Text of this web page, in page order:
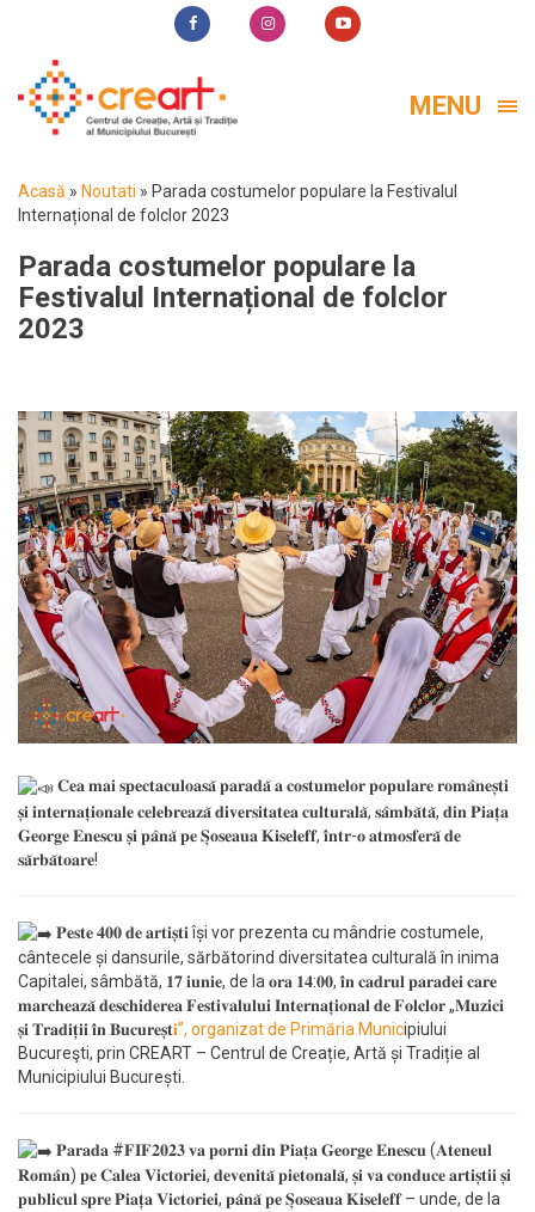
MENU
Acasă » Noutati » Parada costumelor populare la Festivalul
Internațional de folclor 2023
Parada costumelor populare la
Festivalul Internațional de folclor
2023
𝐂𝐞𝐚 𝐦𝐚𝐢 𝐬𝐩𝐞𝐜𝐭𝐚𝐜𝐮𝐥𝐨𝐚𝐬𝐚̆ 𝐩𝐚𝐫𝐚𝐝𝐚̆ 𝐚 𝐜𝐨𝐬𝐭𝐮𝐦𝐞𝐥𝐨𝐫 𝐩𝐨𝐩𝐮𝐥𝐚𝐫𝐞 𝐫𝐨𝐦𝐚̂𝐧𝐞𝐬̦𝐭𝐢
𝐬̦𝐢 𝐢𝐧𝐭𝐞𝐫𝐧𝐚𝐭̦𝐢𝐨𝐧𝐚𝐥𝐞 𝐜𝐞𝐥𝐞𝐛𝐫𝐞𝐚𝐳𝐚̆ 𝐝𝐢𝐯𝐞𝐫𝐬𝐢𝐭𝐚𝐭𝐞𝐚 𝐜𝐮𝐥𝐭𝐮𝐫𝐚𝐥𝐚̆, 𝐬𝐚̂𝐦𝐛𝐚̆𝐭𝐚̆, 𝐝𝐢𝐧 𝐏𝐢𝐚𝐭̦𝐚
𝐆𝐞𝐨𝐫𝐠𝐞 𝐄𝐧𝐞𝐬𝐜𝐮 𝐬̦𝐢 𝐩𝐚̂𝐧𝐚̆ 𝐩𝐞 𝐒̦𝐨𝐬𝐞𝐚𝐮𝐚 𝐊𝐢𝐬𝐞𝐥𝐞𝐟𝐟, 𝐢̂𝐧𝐭𝐫-𝐨 𝐚𝐭𝐦𝐨𝐬𝐟𝐞𝐫𝐚̆ 𝐝𝐞
𝐬𝐚̆𝐫𝐛𝐚̆𝐭𝐨𝐚𝐫𝐞!
𝐏𝐞𝐬𝐭𝐞 𝟒𝟎𝟎 𝐝𝐞 𝐚𝐫𝐭𝐢𝐬̦𝐭𝐢 își vor prezenta cu mândrie costumele,
cântecele și dansurile, sărbătorind diversitatea culturală în inima
Capitalei, sâmbătă, 𝟏𝟕 𝐢𝐮𝐧𝐢𝐞, de la 𝐨𝐫𝐚 𝟏𝟒:𝟎𝟎, 𝐢̂𝐧 𝐜𝐚𝐝𝐫𝐮𝐥 𝐩𝐚𝐫𝐚𝐝𝐞𝐢 𝐜𝐚𝐫𝐞
𝐦𝐚𝐫𝐜𝐡𝐞𝐚𝐳𝐚̆ 𝐝𝐞𝐬𝐜𝐡𝐢𝐝𝐞𝐫𝐞𝐚 𝐅𝐞𝐬𝐭𝐢𝐯𝐚𝐥𝐮𝐥𝐮𝐢 𝐈𝐧𝐭𝐞𝐫𝐧𝐚𝐭̦𝐢𝐨𝐧𝐚𝐥 𝐝𝐞 𝐅𝐨𝐥𝐜𝐥𝐨𝐫 „𝐌𝐮𝐳𝐢𝐜𝐢
𝐬̦𝐢 𝐓𝐫𝐚𝐝𝐢𝐭̦𝐢𝐢 𝐢̂𝐧 𝐁𝐮𝐜𝐮𝐫𝐞𝐬̦𝐭𝐢”, organizat de Primăria Municipiului
Bucureşti, prin CREART – Centrul de Creație, Artă și Tradiție al
Municipiului București.
𝐏𝐚𝐫𝐚𝐝𝐚 #𝐅𝐈𝐅𝟐𝟎𝟐𝟑 𝐯𝐚 𝐩𝐨𝐫𝐧𝐢 𝐝𝐢𝐧 𝐏𝐢𝐚𝐭̦𝐚 𝐆𝐞𝐨𝐫𝐠𝐞 𝐄𝐧𝐞𝐬𝐜𝐮 (𝐀𝐭𝐞𝐧𝐞𝐮𝐥
𝐑𝐨𝐦𝐚̂𝐧) 𝐩𝐞 𝐂𝐚𝐥𝐞𝐚 𝐕𝐢𝐜𝐭𝐨𝐫𝐢𝐞𝐢, 𝐝𝐞𝐯𝐞𝐧𝐢𝐭𝐚̆ 𝐩𝐢𝐞𝐭𝐨𝐧𝐚𝐥𝐚̆, 𝐬̦𝐢 𝐯𝐚 𝐜𝐨𝐧𝐝𝐮𝐜𝐞 𝐚𝐫𝐭𝐢𝐬̦𝐭𝐢𝐢 𝐬̦𝐢
𝐩𝐮𝐛𝐥𝐢𝐜𝐮𝐥 𝐬𝐩𝐫𝐞 𝐏𝐢𝐚𝐭̦𝐚 𝐕𝐢𝐜𝐭𝐨𝐫𝐢𝐞𝐢, 𝐩𝐚̂𝐧𝐚̆ 𝐩𝐞 𝐒̦𝐨𝐬𝐞𝐚𝐮𝐚 𝐊𝐢𝐬𝐞𝐥𝐞𝐟𝐟 – unde, de la